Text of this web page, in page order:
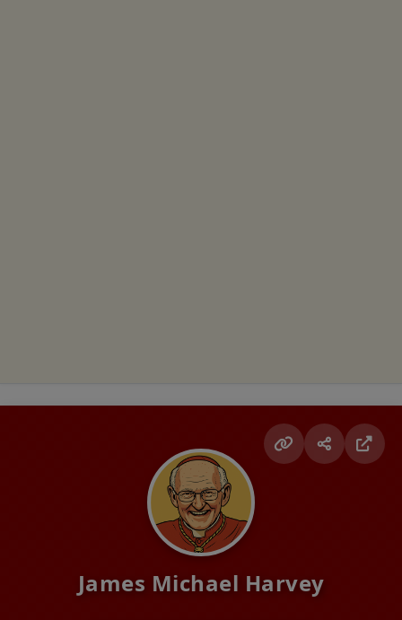
James Michael Harvey